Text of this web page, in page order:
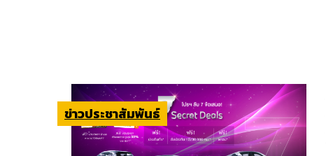
ข่าวประชาสัมพันธ์